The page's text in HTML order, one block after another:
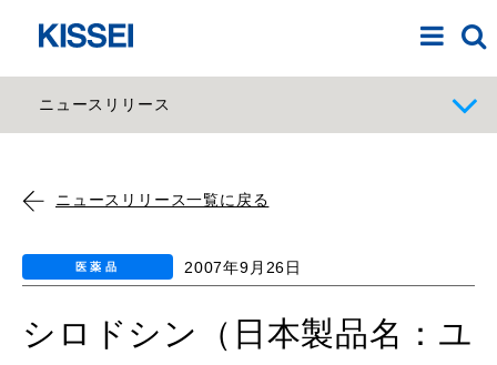
ニュースリリース
ニュースリリース一覧に戻る
医薬品 2007年9月26日
シロドシン（日本製品名：ユ